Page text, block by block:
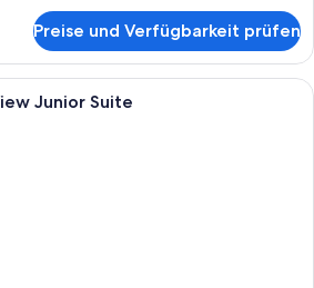
Preise und Verfügbarkeit prüfen
Ein modernes Hotelzimmer mit
Junior Suite